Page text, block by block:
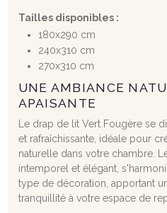
Tailles disponibles :
180x290 cm
240x310 cm
270x310 cm
UNE AMBIANCE
APAISANTE
Le drap de lit Vert Fougère se
et rafraîchissante, idéale pour
naturelle dans votre chambre.
intemporel et élégant,
type de décoration, apportant
tranquillité à votre espace de